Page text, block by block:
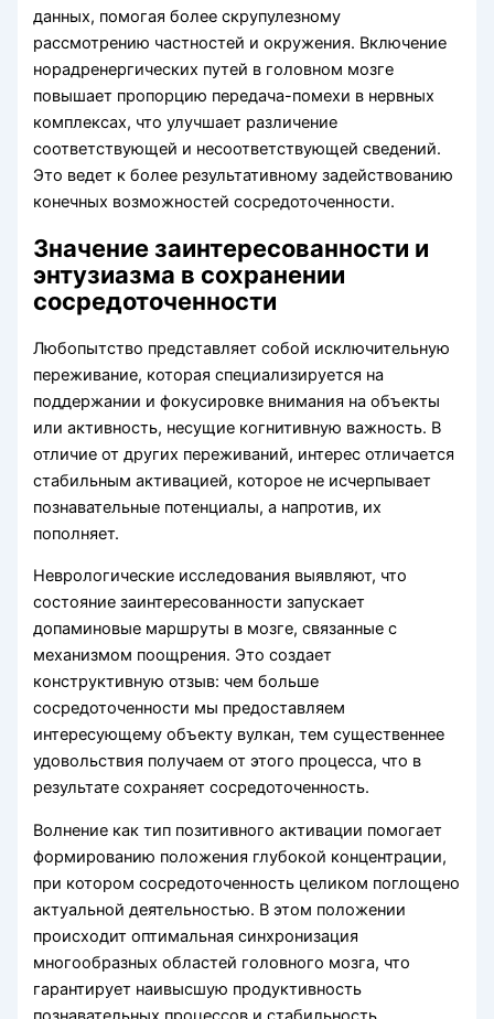
данных, помогая более скрупулезному
рассмотрению частностей и окружения. Включение
норадренергических путей в головном мозге
повышает пропорцию передача-помехи в нервных
комплексах, что улучшает различение
соответствующей и несоответствующей сведений.
Это ведет к более результативному задействованию
конечных возможностей сосредоточенности.
Значение заинтересованности и
энтузиазма в сохранении
сосредоточенности
Любопытство представляет собой исключительную
переживание, которая специализируется на
поддержании и фокусировке внимания на объекты
или активность, несущие когнитивную важность. В
отличие от других переживаний, интерес отличается
стабильным активацией, которое не исчерпывает
познавательные потенциалы, а напротив, их
пополняет.
Неврологические исследования выявляют, что
состояние заинтересованности запускает
допаминовые маршруты в мозге, связанные с
механизмом поощрения. Это создает
конструктивную отзыв: чем больше
сосредоточенности мы предоставляем
интересующему объекту вулкан, тем существеннее
удовольствия получаем от этого процесса, что в
результате сохраняет сосредоточенность.
Волнение как тип позитивного активации помогает
формированию положения глубокой концентрации,
при котором сосредоточенность целиком поглощено
актуальной деятельностью. В этом положении
происходит оптимальная синхронизация
многообразных областей головного мозга, что
гарантирует наивысшую продуктивность